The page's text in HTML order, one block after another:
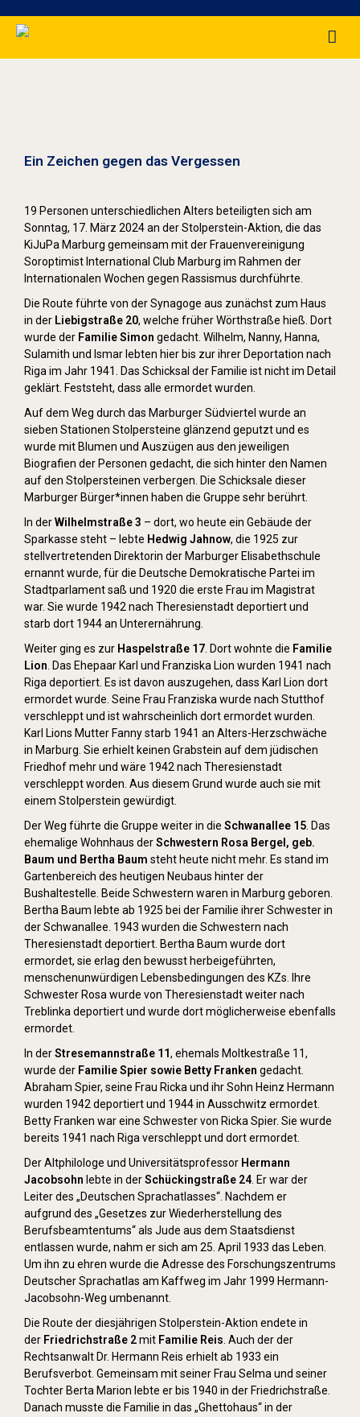
Ein Zeichen gegen das Vergessen
19 Personen unterschiedlichen Alters beteiligten sich am
Sonntag, 17. März 2024 an der Stolperstein-Aktion, die das
KiJuPa Marburg gemeinsam mit der Frauenvereinigung
Soroptimist International Club Marburg im Rahmen der
Internationalen Wochen gegen Rassismus durchführte.
Die Route führte von der Synagoge aus zunächst zum Haus
in der Liebigstraße 20, welche früher Wörthstraße hieß. Dort
wurde der Familie Simon gedacht. Wilhelm, Nanny, Hanna,
Sulamith und Ismar lebten hier bis zur ihrer Deportation nach
Riga im Jahr 1941. Das Schicksal der Familie ist nicht im Detail
geklärt. Feststeht, dass alle ermordet wurden.
Auf dem Weg durch das Marburger Südviertel wurde an
sieben Stationen Stolpersteine glänzend geputzt und es
wurde mit Blumen und Auszügen aus den jeweiligen
Biografien der Personen gedacht, die sich hinter den Namen
auf den Stolpersteinen verbergen. Die Schicksale dieser
Marburger Bürger*innen haben die Gruppe sehr berührt.
In derWilhelmstraße 3 – dort, wo heute ein Gebäude der
Sparkasse steht – lebte Hedwig Jahnow, die 1925 zur
stellvertretenden Direktorin der Marburger Elisabethschule
ernannt wurde, für die Deutsche Demokratische Partei im
Stadtparlament saß und 1920 die erste Frau im Magistrat
war. Sie wurde 1942 nach Theresienstadt deportiert und
starb dort 1944 an Unterernährung.
Weiter ging es zur Haspelstraße 17 . Dort wohnte die Familie
Lion . Das Ehepaar Karl und Franziska Lion wurden 1941 nach
Riga deportiert. Es ist davon auszugehen, dass Karl Lion dort
ermordet wurde. Seine Frau Franziska wurde nach Stutthof
verschleppt und ist wahrscheinlich dort ermordet wurden.
Karl Lions Mutter Fanny starb 1941 an Alters-Herzschwäche
in Marburg. Sie erhielt keinen Grabstein auf dem jüdischen
Friedhof mehr und wäre 1942 nach Theresienstadt
verschleppt worden. Aus diesem Grund wurde auch sie mit
einem Stolperstein gewürdigt.
Der Weg führte die Gruppe weiter in die Schwanallee 15 . Das
ehemalige Wohnhaus derSchwestern Rosa Bergel, geb.
Baum und Bertha Baum steht heute nicht mehr. Es stand im
Gartenbereich des heutigen Neubaus hinter der
Bushaltestelle. Beide Schwestern waren in Marburg geboren.
Bertha Baum lebte ab 1925 bei der Familie ihrer Schwester in
der Schwanallee. 1943 wurden die Schwestern nach
Theresienstadt deportiert. Bertha Baum wurde dort
ermordet, sie erlag den bewusst herbeigeführten,
menschenunwürdigen Lebensbedingungen des KZs. Ihre
Schwester Rosa wurde von Theresienstadt weiter nach
Treblinka deportiert und wurde dort möglicherweise ebenfalls
ermordet.
In derStresemannstraße 11, ehemals Moltkestraße 11,
wurde der Familie Spier sowie Betty Franken gedacht.
Abraham Spier, seine Frau Ricka und ihr Sohn Heinz Hermann
wurden 1942 deportiert und 1944 in Ausschwitz ermordet.
Betty Franken war eine Schwester von Ricka Spier. Sie wurde
bereits 1941 nach Riga verschleppt und dort ermordet.
Der Altphilologe und Universitätsprofessor Hermann
Jacobsohn lebte in derSchückingstraße 24 . Er war der
Leiter des „Deutschen Sprachatlasses“. Nachdem er
aufgrund des „Gesetzes zur Wiederherstellung des
Berufsbeamtentums“ als Jude aus dem Staatsdienst
entlassen wurde, nahm er sich am 25. April 1933 das Leben.
Um ihn zu ehren wurde die Adresse des Forschungszentrums
Deutscher Sprachatlas am Kaffweg im Jahr 1999 Hermann-
Jacobsohn-Weg umbenannt.
Die Route der diesjährigen Stolperstein-Aktion endete in
der Friedrichstraße 2mit Familie Reis . Auch der der
Rechtsanwalt Dr. Hermann Reis erhielt ab 1933 ein
Berufsverbot. Gemeinsam mit seiner Frau Selma und seiner
Tochter Berta Marion lebte er bis 1940 in der Friedrichstraße.
Danach musste die Familie in das „Ghettohaus“ in der